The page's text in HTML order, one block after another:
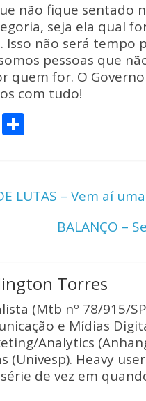
não fique sentado
seja ela qual
Isso não será tempo
pessoas que
quem for. O
com tudo!
C
e
LUTAS – Vem aí
BALANÇO –
Torres
(Mtb nº 78/915/
e Mídias
Analytics
(Univesp). Heavy
de vez em